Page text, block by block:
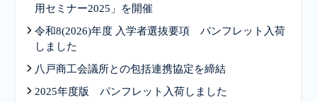
用セミナー2025」を開催
令和8(2026)年度 入学者選抜要項 パンフレット入荷
しました
八戸商工会議所との包括連携協定を締結
2025年度版 パンフレット入荷しました